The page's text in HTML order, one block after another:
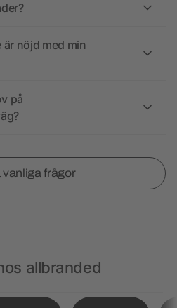
är nöjd med min
på
vanliga frågor
allbranded